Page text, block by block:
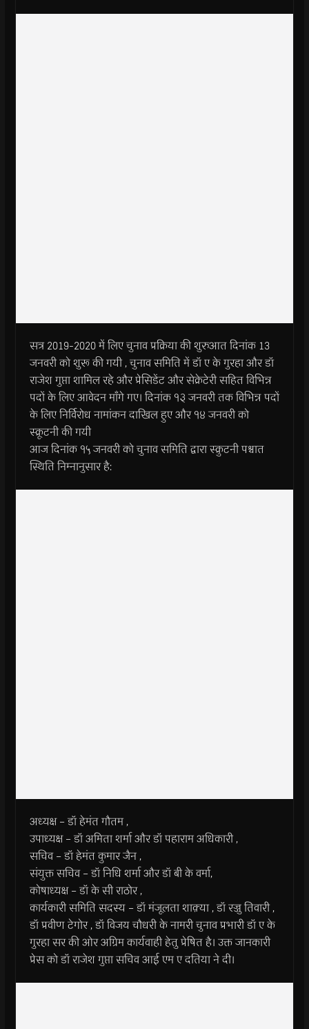
सत्र 2019-2020 में लिए चुनाव प्रक्रिया की शुरुआत दिनांक 13
जनवरी को शुरू की गयी , चुनाव समिति में डॉ ए के गुरहा और डॉ
राजेश गुप्ता शामिल रहे और प्रेसिडेंट और सेक्रेटेरी सहित विभिन्न
पदों के लिए आवेदन माँगे गए। दिनांक १३ जनवरी तक विभिन्न पदों
के लिए निर्विरोध नामांकन दाखिल हुए और १४ जनवरी को
स्क्रूटनी की गयी
आज दिनांक १५ जनवरी को चुनाव समिति द्वारा स्क्रुटनी पश्चात
स्थिति निम्नानुसार है:
अध्यक्ष – डॉ हेमंत गौतम ,
उपाध्यक्ष – डॉ अमिता शर्मा और डॉ पहाराम अधिकारी ,
सचिव – डॉ हेमंत कुमार जैन ,
संयुक्त सचिव – डॉ निधि शर्मा और डॉ बी के वर्मा,
कोषाध्यक्ष – डॉ के सी राठोर ,
कार्यकारी समिति सदस्य – डॉ मंजूलता शाक़्या , डॉ रज्जु तिवारी ,
डॉ प्रवीण टेगोर , डॉ विजय चौधरी के नामरी चुनाव प्रभारी डॉ ए के
गुरहा सर की ओर अग्रिम कार्यवाही हेतु प्रेषित है। उक्त जानकारी
प्रेस को डॉ राजेश गुप्ता सचिव आई एम ए दतिया ने दी।